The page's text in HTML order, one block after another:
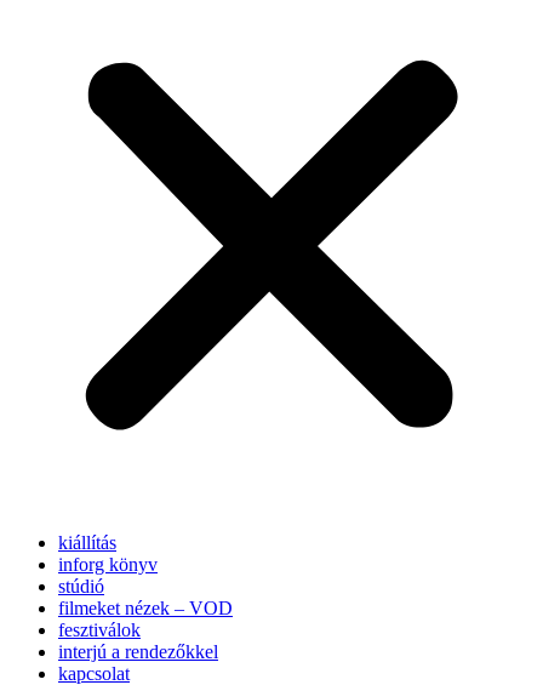
kiállítás
inforg könyv
stúdió
filmeket nézek – VOD
fesztiválok
interjú a rendezőkkel
kapcsolat